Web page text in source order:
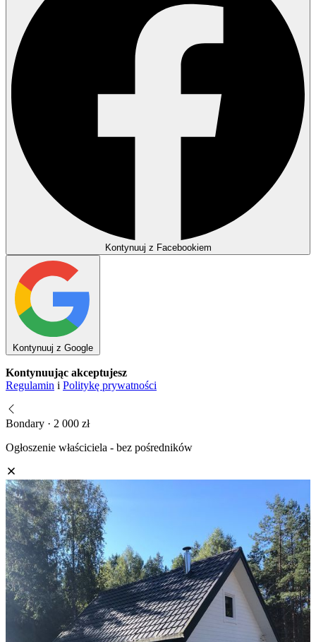
Kontynuuj z Facebookiem
Kontynuuj z Google
Kontynuując akceptujesz
Regulamin i Politykę prywatności
Bondary · 2 000 zł
Ogłoszenie właściciela - bez pośredników